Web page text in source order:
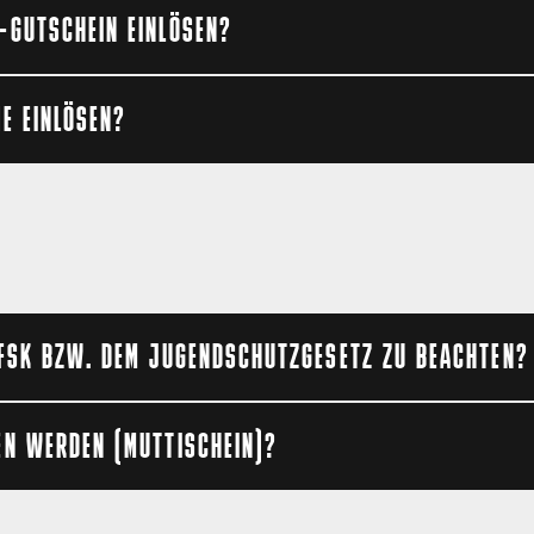
eingelöst werden konnte, so gibt es die Möglichkeit,
Sofortgutschein (Wertgutschein) zu erhalten.
EINLÖSEN?
online umgewandelt werden. Eine Schritt-für-Schritt
EINLÖSEN?
mit "M" beginnt: Bitte genau diesen Buchstaben
kann dieser Hinweis ignoriert werden.
BZW. DEM JUGENDSCHUTZGESETZ ZU BEACHTEN?
auf großer Leinwand und in einer
und im Fernsehformat zu sehen. Doch auch bei einem
zu beachten sind. Über die wichtigsten Fragen rund
WERDEN (MUTTISCHEIN)?